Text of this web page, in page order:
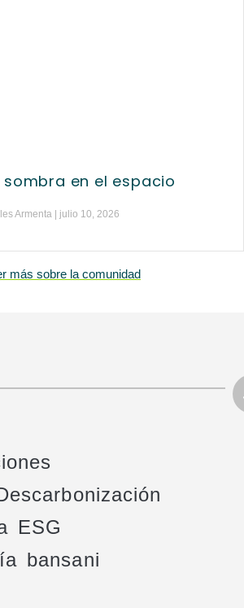
sombra en el espacio
Armenta julio 10, 2026
más sobre la comunidad
ESG
bansani